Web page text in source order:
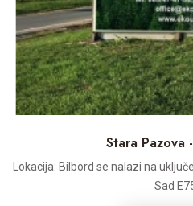
Stara Pazova
Lokacija: Bilbord se nalazi na
Sad